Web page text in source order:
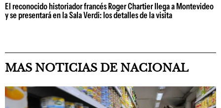
El reconocido historiador francés Roger Chartier llega a Montevideo
y se presentará en la Sala Verdi: los detalles de la visita
MAS NOTICIAS DE NACIONAL